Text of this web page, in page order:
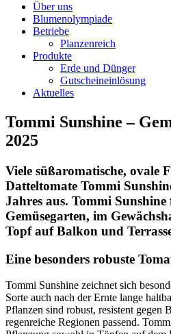
Über uns
Blumenolympiade
Betriebe
Planzenreich
Produkte
Erde und Dünger
Gutscheineinlösung
Aktuelles
Tommi Sunshine –
2025
Viele süßaromatische, ovale
Datteltomate Tommi
Jahres aus. Tommi
Gemüsegarten, im
Topf auf Balkon und
Eine besonders robuste
Tommi Sunshine zeichnet sich
Sorte auch nach der Ernte lange
Pflanzen sind robust, resistent gegen
regenreiche Regionen passend.